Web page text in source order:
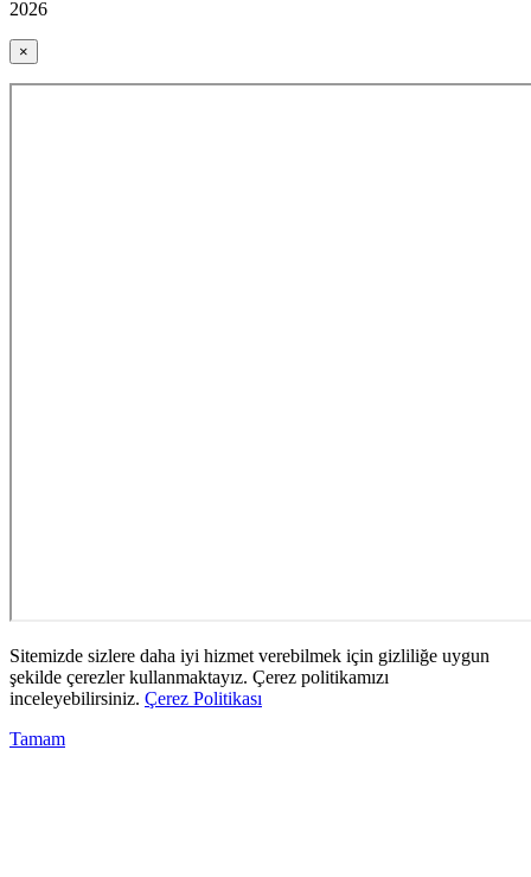
2026
×
Sitemizde sizlere daha iyi hizmet verebilmek için gizliliğe uygun
şekilde çerezler kullanmaktayız. Çerez politikamızı
inceleyebilirsiniz. Çerez Politikası
Tamam